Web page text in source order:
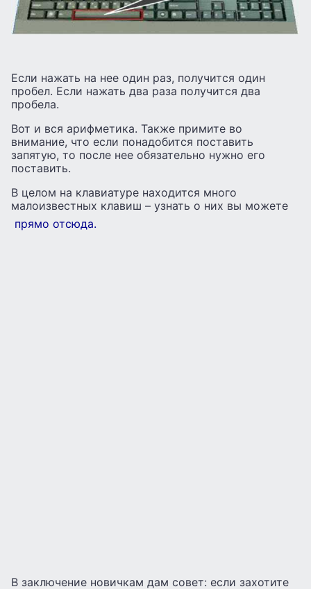
Если нажать на нее один раз, получится один
пробел. Если нажать два раза получится два
пробела.
Вот и вся арифметика. Также примите во
внимание, что если понадобится поставить
запятую, то после нее обязательно нужно его
поставить.
В целом на клавиатуре находится много
малоизвестных клавиш – узнать о них вы можете
прямо отсюда.
В заключение новичкам дам совет: если захотите